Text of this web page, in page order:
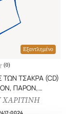
Εξαντλημένο
(0)
ΤΣΑΚΡΑ (CD)
ΠΑΡΟΝ,
ΧΑΡΙΤΙΝΗ